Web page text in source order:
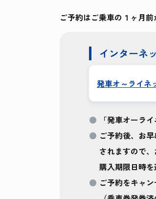
ご予約はご乗車の１ヶ月前
インターネ
発車オ～ライネ
「発車オーラ
ご予約後、お
されますので
購入期限日時を
ご予約をキャ